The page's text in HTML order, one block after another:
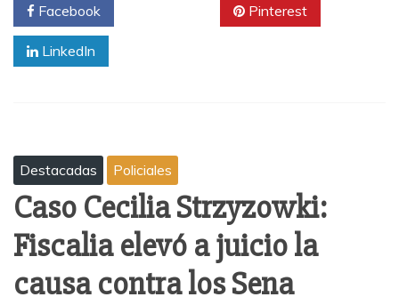
Facebook Pinterest
LinkedIn
Destacadas Policiales
Caso Cecilia Strzyzowki:
Fiscalia elevó a juicio la
causa contra los Sena